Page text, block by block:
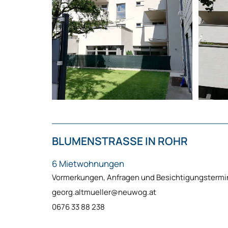
BLUMENSTRASSE IN ROHR
6 Mietwohnungen
Vormerkungen, Anfragen und
georg.altmueller@neuwog.at
0676 33 88 238